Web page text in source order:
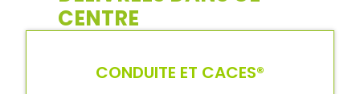
CENTRE
CONDUITE ET CACES®